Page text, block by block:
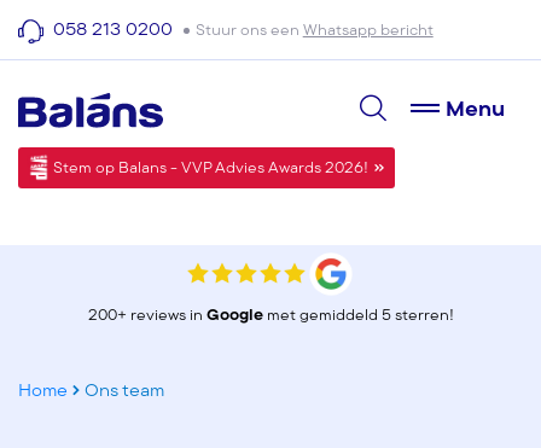
058 213 0200 Stuur ons een Whatsapp bericht
Menu
Stem op Balans - VVP Advies Awards 2026!
200+ reviews in Googlemet gemiddeld 5 sterren!
Home Ons team